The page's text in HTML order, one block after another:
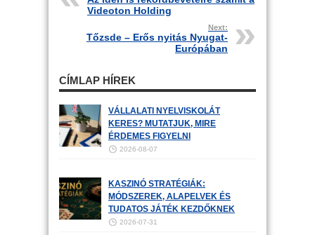
Videoton Holding
Next:
Tőzsde – Erős nyitás Nyugat-
Európában
CÍMLAP HÍREK
VÁLLALATI NYELVISKOLÁT
KERES? MUTATJUK, MIRE
ÉRDEMES FIGYELNI
2026-08-07
KASZINÓ STRATÉGIÁK:
MÓDSZEREK, ALAPELVEK ÉS
TUDATOS JÁTÉK KEZDŐKNEK
2026-07-31